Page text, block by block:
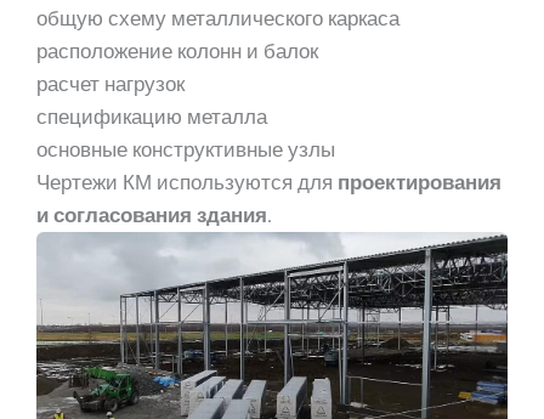
общую схему металлического каркаса
расположение колонн и балок
расчет нагрузок
спецификацию металла
основные конструктивные узлы
Чертежи КМ используются для проектирования
и согласования здания.